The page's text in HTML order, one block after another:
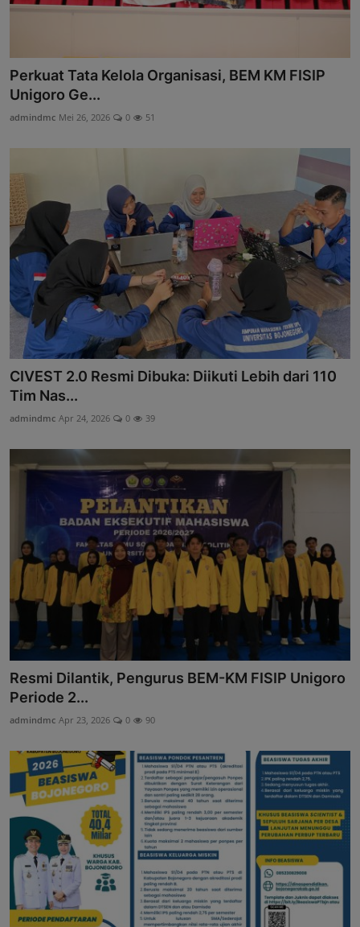
Perkuat Tata Kelola Organisasi, BEM KM FISIP
Unigoro Ge...
admindmc Mei 26, 2026 0 51
CIVEST 2.0 Resmi Dibuka: Diikuti Lebih dari 110
Tim Nas...
admindmc Apr 24, 2026 0 39
Resmi Dilantik, Pengurus BEM-KM FISIP Unigoro
Periode 2...
admindmc Apr 23, 2026 0 90